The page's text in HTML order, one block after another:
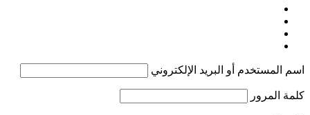
اسم المستخدم أو البريد الإلكتروني
كلمة المرور